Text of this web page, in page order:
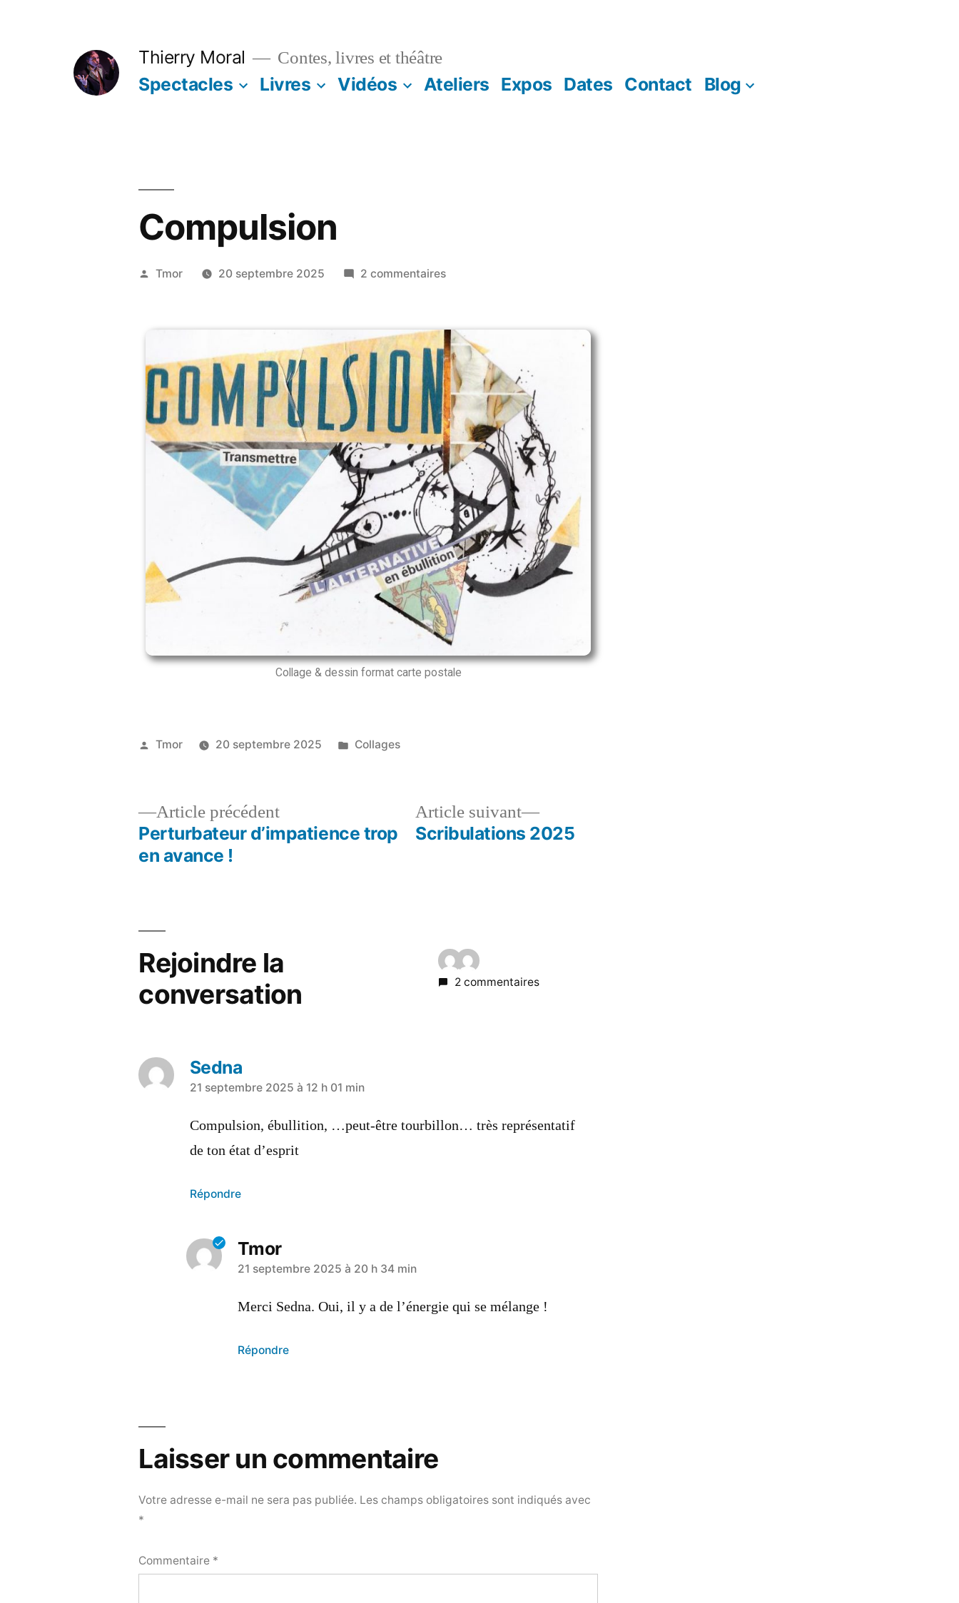
Thierry Moral Contes, livres et théâtre
Spectacles Livres Vidéos Ateliers Expos Dates Contact Blog
Compulsion
Tmor 20 septembre 2025 2 commentaires
Collage & dessin format carte postale
Tmor 20 septembre 2025 Collages
Article précédent
Perturbateur d’impatience trop
en avance !
Article suivant
Scribulations 2025
Rejoindre la
conversation
2 commentaires
Sedna
21 septembre 2025 à 12 h 01 min
Compulsion, ébullition, …peut-être tourbillon… très représentatif
de ton état d’esprit
Répondre
Tmor
21 septembre 2025 à 20 h 34 min
Merci Sedna. Oui, il y a de l’énergie qui se mélange !
Répondre
Votre adresse e-mail ne sera pas publiée. Les champs obligatoires sont indiqués avec
*
Commentaire *
Laisser un commentaire